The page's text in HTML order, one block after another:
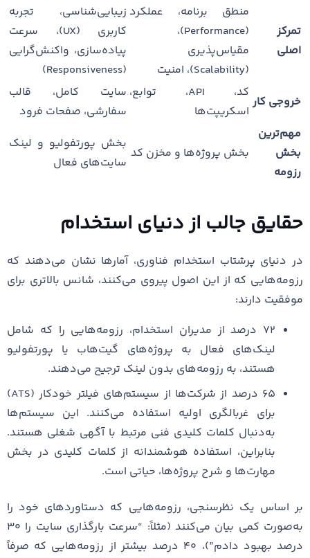
تمرکز
اصلی
منطق برنامه، عملکرد
(Performance)،
مقیاس‌پذیری
(Scalability)، امنیت
زیبایی‌شناسی، تجربه
کاربری (UX)، سرعت
پیاده‌سازی، واکنش‌گرایی
(Responsiveness)
خروجی کار
کد، API، توابع،
اسکریپت‌ها
سایت کامل، قالب
سفارشی، صفحات فرود
مهم‌ترین
بخش
رزومه
بخش پروژه‌ها و مخزن کد
بخش پورتفولیو و لینک
سایت‌های فعال
حقایق جالب از دنیای استخدام
در دنیای پرشتاب استخدام فناوری، آمارها نشان می‌دهند که
رزومه‌هایی که از این اصول پیروی می‌کنند، شانس بالاتری برای
موفقیت دارند:
۷۲ درصد از مدیران استخدام، رزومه‌هایی را که شامل
لینک‌های فعال به پروژه‌های گیت‌هاب یا پورتفولیو
هستند، به رزومه‌های بدون لینک ترجیح می‌دهند.
۶۵ درصد از شرکت‌ها از سیستم‌های فیلتر خودکار (ATS)
برای غربالگری اولیه استفاده می‌کنند. این سیستم‌ها
به‌دنبال کلمات کلیدی فنی مرتبط با آگهی شغلی هستند.
بنابراین، استفاده هوشمندانه از کلمات کلیدی در بخش
مهارت‌ها و شرح پروژه‌ها، حیاتی است.
بر اساس یک نظرسنجی، رزومه‌هایی که دستاوردهای خود را
به‌صورت کمی بیان می‌کنند (مثلاً: “سرعت بارگذاری سایت را ۳۰
درصد بهبود دادم”)، ۴۰ درصد بیشتر از رزومه‌هایی که صرفاً